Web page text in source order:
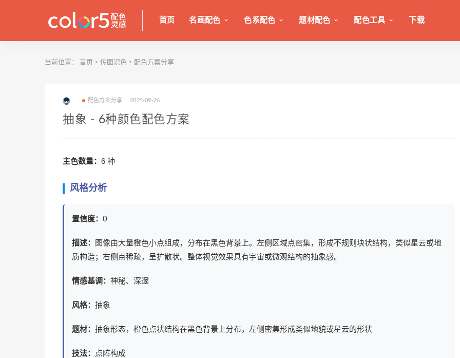
首页 名画配色 色系配色 题材配色 配色工具 下载
当前位置： 首页 > 传图识色 > 配色方案分享
配色方案分享 2025-09-26
抽象 - 6种颜色配色方案
主色数量： 6 种
风格分析
置信度： 0
描述：
图像由大量橙色小点组成，分布在黑色背景上。左侧区域点密集，形成不规则块状结构，类似星云或地
质构造；右侧点稀疏，呈扩散状。整体视觉效果具有宇宙或微观结构的抽象感。
情感基调： 神秘、深邃
风格： 抽象
题材： 抽象形态，橙色点状结构在黑色背景上分布，左侧密集形成类似地貌或星云的形状
技法： 点阵构成